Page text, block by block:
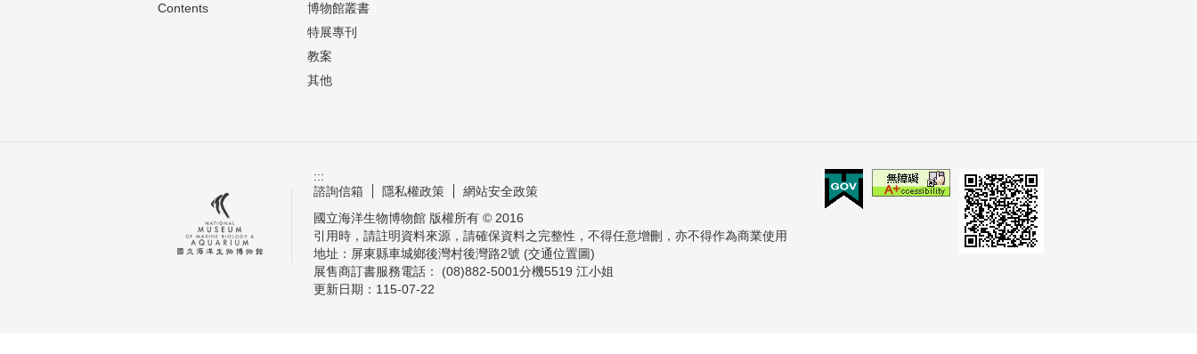
Contents
博物館叢書
特展專刊
教案
其他
:::
諮詢信箱
隱私權政策
網站安全政策
國立海洋生物博物館 版權所有 © 2016
引用時，請註明資料來源，請確保資料之完整性，不得任意增刪，亦不得作為商業使用
地址：屏東縣車城鄉後灣村後灣路2號 (交通位置圖)
展售商訂書服務電話： (08)882-5001分機5519 江小姐
更新日期： 115-07-22